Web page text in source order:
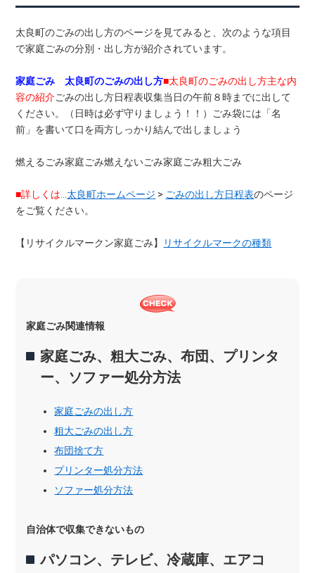
太良町のごみの出し方のページを見てみると、次のような項目
で家庭ごみの分別・出し方が紹介されています。
家庭ごみ 太良町のごみの出し方■太良町のごみの出し方主な内
容の紹介ごみの出し方日程表収集当日の午前８時までに出して
ください。（日時は必ず守りましょう！！）ごみ袋には「名
前」を書いて口を両方しっかり結んで出しましょう
燃えるごみ家庭ごみ燃えないごみ家庭ごみ粗大ごみ
■詳しくは… 太良町ホームページ > ごみの出し方日程表のページ
をご覧ください。
【リサイクルマークン家庭ごみ】 リサイクルマークの種類
家庭ごみ関連情報
家庭ごみ、粗大ごみ、布団、プリンタ
ー、ソファー処分方法
家庭ごみの出し方
粗大ごみの出し方
布団捨て方
プリンター処分方法
ソファー処分方法
自治体で収集できないもの
パソコン、テレビ、冷蔵庫、エアコ